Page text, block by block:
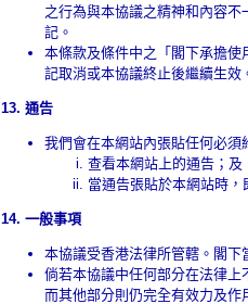
之行為與本協議之精神和內容
記。
本條款及條件中之「閣下承擔
記取消或本協議終止後繼續生效
13. 通告
我們會在本網站內張貼任何必須
查看本網站上的通告；及
當通告張貼於本網站時，
14. 一般事項
本協議受香港法律所管轄。閣下
倘若本協議中任何部分在法律上
而其他部分則仍完全有效力及作